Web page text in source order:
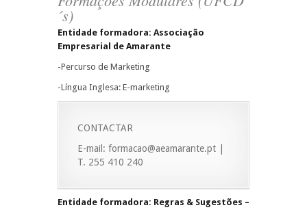
´s)
Entidade formadora: Associação
Empresarial de Amarante
-Percurso de Marketing
-Língua Inglesa: E-marketing
CONTACTAR
E-mail: formacao@aeamarante.pt |
T. 255 410 240
Entidade formadora: Regras & Sugestões –